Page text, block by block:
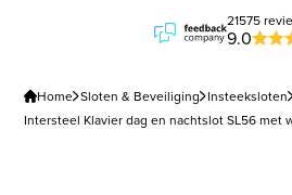
21575
9.0
Home Sloten & Beveiliging Insteeksloten
Intersteel Klavier dag en nachtslot SL56 met